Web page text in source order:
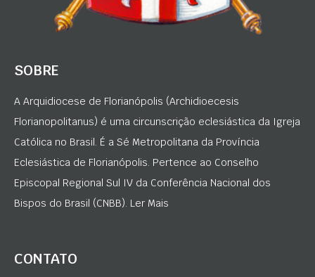
SOBRE
A Arquidiocese de Florianópolis (Archidioecesis
Florianopolitanus) é uma circunscrição eclesiástica da Igreja
Católica no Brasil. É a Sé Metropolitana da Província
Eclesiástica de Florianópolis. Pertence ao Conselho
Episcopal Regional Sul IV da Conferência Nacional dos
Bispos do Brasil (CNBB). Ler Mais
CONTATO